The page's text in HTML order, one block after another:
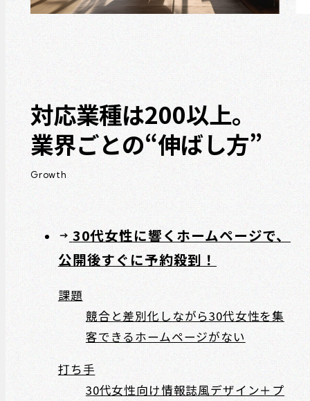
対応業種は200以上。
業界ごとの“伸ばし方”
Growth
30代女性に響くホームページで、
公開後すぐに予約殺到！
課題
競合と差別化しながら30代女性を集
客できるホームページがない
打ち手
30代女性向け情報誌風デザイン＋プ